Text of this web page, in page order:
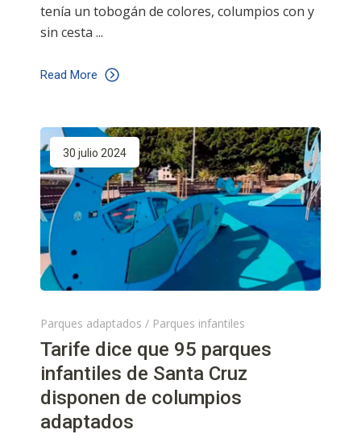
tenía un tobogán de colores, columpios con y
sin cesta
Read More
30 julio 2024
Parques adaptados / Parques infantiles
Tarife dice que 95 parques
infantiles de Santa Cruz
disponen de columpios
adaptados